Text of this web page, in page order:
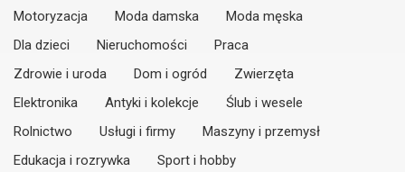
Motoryzacja Moda damska
Moda męska
Dla dzieci
Nieruchomości
Praca
Zdrowie i uroda
Dom i ogród
Zwierzęta
Elektronika
Antyki i kolekcje
Ślub i wesele
Rolnictwo
Usługi i firmy
Maszyny i przemysł
Edukacja i rozrywka
Sport i hobby